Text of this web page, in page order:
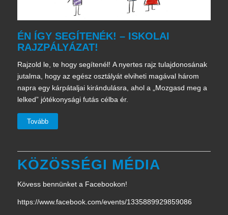
ÉN ÍGY SEGÍTENÉK! – ISKOLAI
RAJZPÁLYÁZAT!
Rajzold le, te hogy segítenél! A nyertes rajz tulajdonosának
jutalma, hogy az egész osztályát elviheti magával három
napra egy kárpátaljai kirándulásra, ahol a „Mozgasd meg a
lelked” jótékonysági futás célba ér.
Tovább
KÖZÖSSÉGI MÉDIA
Kövess bennünket a Facebookon!
https://www.facebook.com/events/1335889929859086